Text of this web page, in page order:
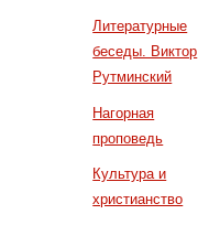
Литературные
беседы. Виктор
Рутминский
Нагорная
проповедь
Культура и
христианство